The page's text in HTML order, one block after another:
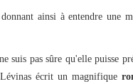
ainsi à entendre une
pas sûre qu'elle puisse
écrit un magnifique